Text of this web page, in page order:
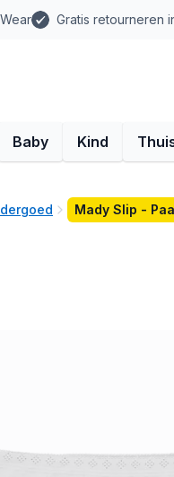
Gratis retourneren
Baby Kind
Mady Slip -